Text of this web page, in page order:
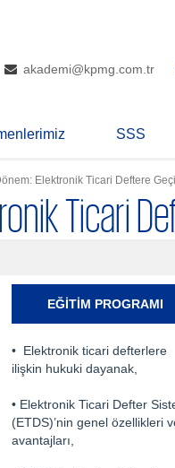
akademi@kpmg.com.tr
SSS
Elektronik Ticari Deftere
Ticari
EĞITIM PROGRAMI
• Elektronik ticari defterlere
ilişkin hukuki dayanak,
• Elektronik Ticari Defter
(ETDS)’nin genel özellikleri
avantajları,